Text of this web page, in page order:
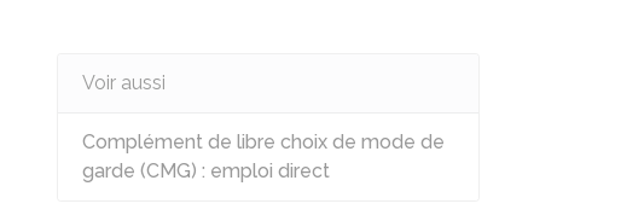
Voir aussi
Complément de libre choix de mode de
garde (CMG) : emploi direct